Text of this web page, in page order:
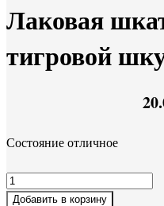
Лаковая
тигровой
Состояние отличное
Добавить в корзину